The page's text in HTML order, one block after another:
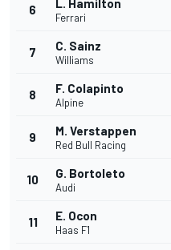
6 L. Hamilton
Ferrari
7 C. Sainz
Williams
8 F. Colapinto
Alpine
9 M. Verstappen
Red Bull Racing
10 G. Bortoleto
Audi
11 E. Ocon
Haas F1